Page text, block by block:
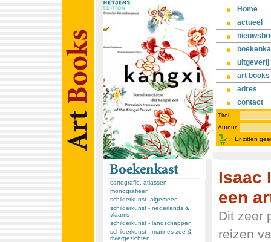
Home
actueel
uitgeverij
art books
adres
contact
Titel
Auteur
:: Er zitten
cartografie, atlassen
monografieën
schilderkunst- algemeen
schilderkunst - nederlands &
vlaams
schilderkunst - landschappen
schilderkunst - marines zee &
riviergezichten
Isaac
een
Dit zeer
reizen